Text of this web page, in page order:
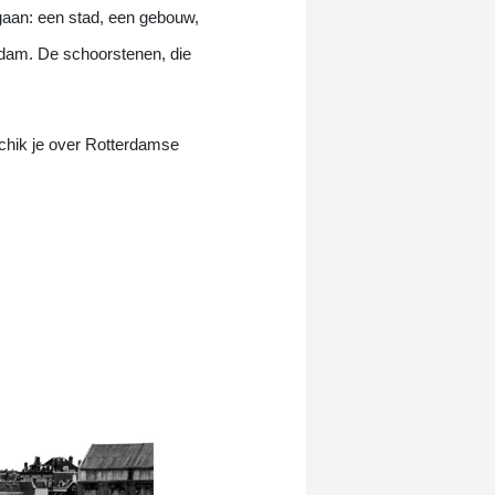
een stad, een gebouw,
De schoorstenen, die
je over Rotterdamse